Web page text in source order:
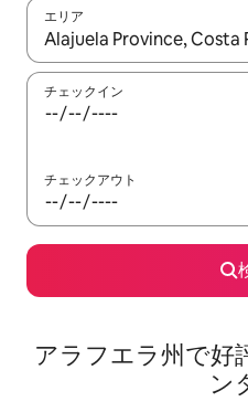
エリア
検索結果が表示されたら、
チェックイン
チェックアウト
アラフエラ州で好
ン